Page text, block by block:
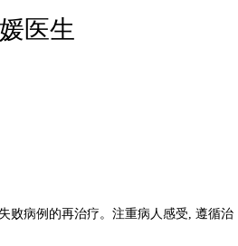
医生
败病例的再治疗。注重病人感受, 遵循治